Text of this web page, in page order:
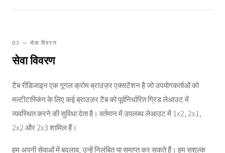
03 — सेवा विवरण
सेवा विवरण
टैब रीडिजाइन एक गूगल क्रोम ब्राउज़र एक्सटेंशन है जो उपयोगकर्ताओं को
मल्टीटास्किंग के लिए कई ब्राउज़र टैब को पूर्वनिर्धारित ग्रिड लेआउट में
व्यवस्थित करने की सुविधा देता है। वर्तमान में उपलब्ध लेआउट में 1x2, 2x1,
2x2 और 2x3 शामिल हैं।
हम अपनी सेवाओं में बदलाव, उन्हें निलंबित या समाप्त कर सकते हैं। हम सशुल्क